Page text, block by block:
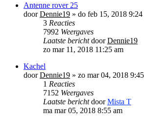
Antenne rover 25
doorDennie19 » do feb 15, 2018
3 Reacties
7992 Weergaves
Laatste berichtdoorDennie19
zo mar 11, 2018 11:25 am
Kachel
doorDennie19 » zo mar 04, 2018
1 Reacties
7152 Weergaves
Laatste berichtdoorMista T
ma mar 05, 2018 8:55 am